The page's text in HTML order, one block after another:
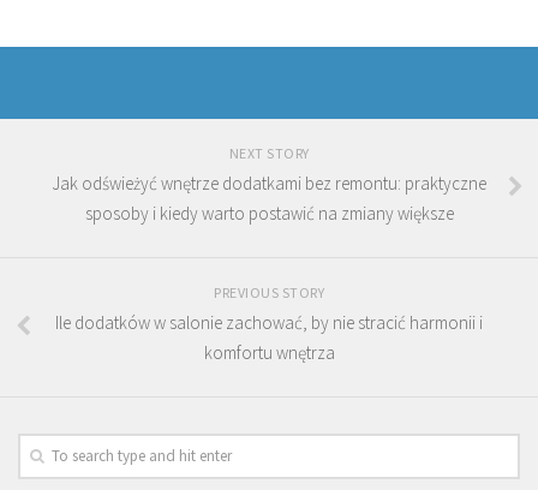
NEXT STORY
Jak odświeżyć wnętrze dodatkami bez remontu: praktyczne
sposoby i kiedy warto postawić na zmiany większe
PREVIOUS STORY
Ile dodatków w salonie zachować, by nie stracić harmonii i
komfortu wnętrza